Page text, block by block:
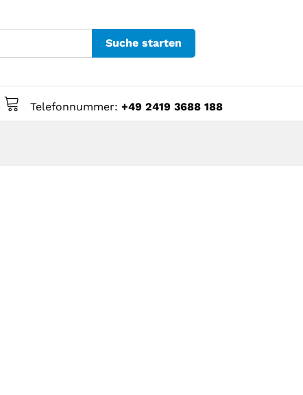
Suche starten
Telefonnummer: +49 2419 3688 188